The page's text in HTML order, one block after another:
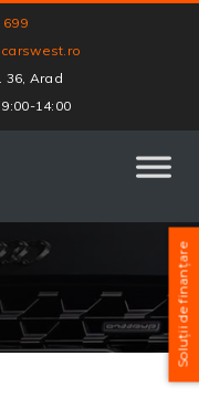
699
36, Arad
9:00-14:00
Soluții de finanțare